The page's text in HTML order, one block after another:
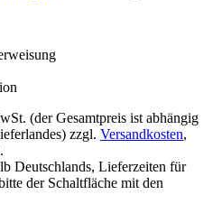
(der Gesamtpreis ist abhängig
zzgl. Versandkosten,
Deutschlands, Lieferzeiten für
der Schaltfläche mit den